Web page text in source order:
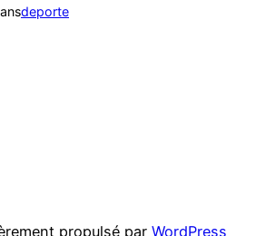
deporte
propulsé par WordPress